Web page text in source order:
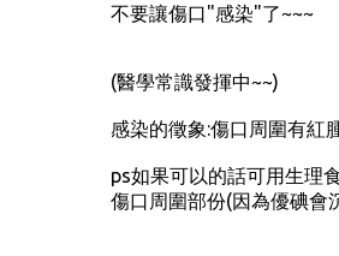
不要讓傷口"感染"了~~~
(醫學常識發揮中~~)
感染的徵象:傷口周圍有紅
ps如果可以的話可用生理
傷口周圍部份(因為優碘會